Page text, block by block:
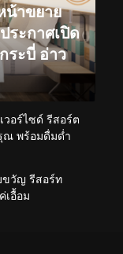
น้าขยาย
ระกาศเปิด
ระบี่ อ่าว
วอร์ไซด์ รีสอร์ต
ณ พร้อมดื่มด่ำ
ขวัญ รีสอร์ท
เอื้อม